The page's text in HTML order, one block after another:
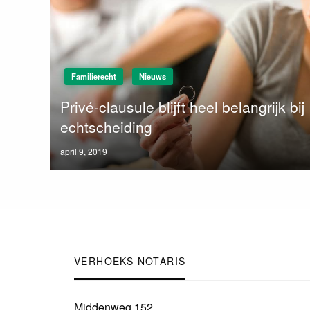
Familierecht Nieuws
Privé-clausule blijft heel belangrijk bij
echtscheiding
Posted
on
april 9, 2019
VERHOEKS NOTARIS
Middenweg 152